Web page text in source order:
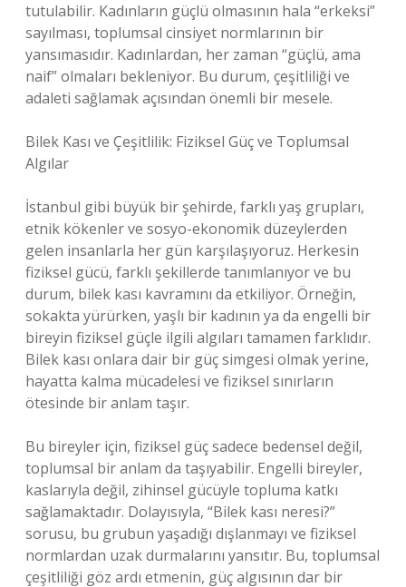
tutulabilir. Kadınların güçlü olmasının hala “erkeksi”
sayılması, toplumsal cinsiyet normlarının bir
yansımasıdır. Kadınlardan, her zaman “güçlü, ama
naif” olmaları bekleniyor. Bu durum, çeşitliliği ve
adaleti sağlamak açısından önemli bir mesele.
Bilek Kası ve Çeşitlilik: Fiziksel Güç ve Toplumsal
Algılar
İstanbul gibi büyük bir şehirde, farklı yaş grupları,
etnik kökenler ve sosyo-ekonomik düzeylerden
gelen insanlarla her gün karşılaşıyoruz. Herkesin
fiziksel gücü, farklı şekillerde tanımlanıyor ve bu
durum, bilek kası kavramını da etkiliyor. Örneğin,
sokakta yürürken, yaşlı bir kadının ya da engelli bir
bireyin fiziksel güçle ilgili algıları tamamen farklıdır.
Bilek kası onlara dair bir güç simgesi olmak yerine,
hayatta kalma mücadelesi ve fiziksel sınırların
ötesinde bir anlam taşır.
Bu bireyler için, fiziksel güç sadece bedensel değil,
toplumsal bir anlam da taşıyabilir. Engelli bireyler,
kaslarıyla değil, zihinsel gücüyle topluma katkı
sağlamaktadır. Dolayısıyla, “Bilek kası neresi?”
sorusu, bu grubun yaşadığı dışlanmayı ve fiziksel
normlardan uzak durmalarını yansıtır. Bu, toplumsal
çeşitliliği göz ardı etmenin, güç algısının dar bir